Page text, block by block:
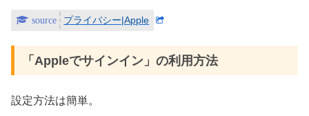
プライバシー|Apple
「Appleでサインイン」の利用方法
設定方法は簡単。